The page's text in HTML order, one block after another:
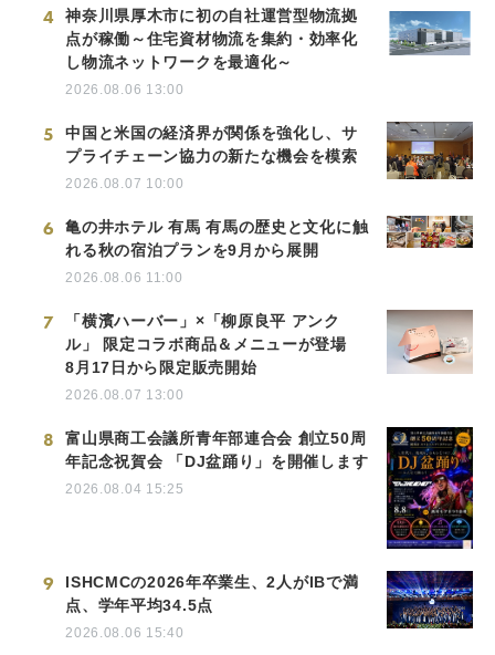
4
神奈川県厚木市に初の自社運営型物流拠
点が稼働～住宅資材物流を集約・効率化
し物流ネットワークを最適化～
2026.08.06 13:00
5
中国と米国の経済界が関係を強化し、サ
プライチェーン協力の新たな機会を模索
2026.08.07 10:00
6
亀の井ホテル 有馬 有馬の歴史と文化に触
れる秋の宿泊プランを9月から展開
2026.08.06 11:00
7
「横濱ハーバー」×「柳原良平 アンク
ル」 限定コラボ商品＆メニューが登場
8月17日から限定販売開始
2026.08.07 13:00
8
富山県商工会議所青年部連合会 創立50周
年記念祝賀会 「DJ盆踊り」を開催します
2026.08.04 15:25
9
ISHCMCの2026年卒業生、2人がIBで満
点、学年平均34.5点
2026.08.06 15:40